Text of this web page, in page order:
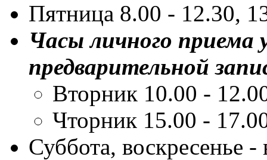
Пятница 8.00 - 12.30,
Часы личного приема
предварительной
Вторник 10.00 -
Чторник 15.00 -
Суббота, воскресенье